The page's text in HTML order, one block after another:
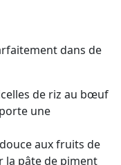
dans de
de riz au bœuf
une
aux fruits de
la pâte de piment